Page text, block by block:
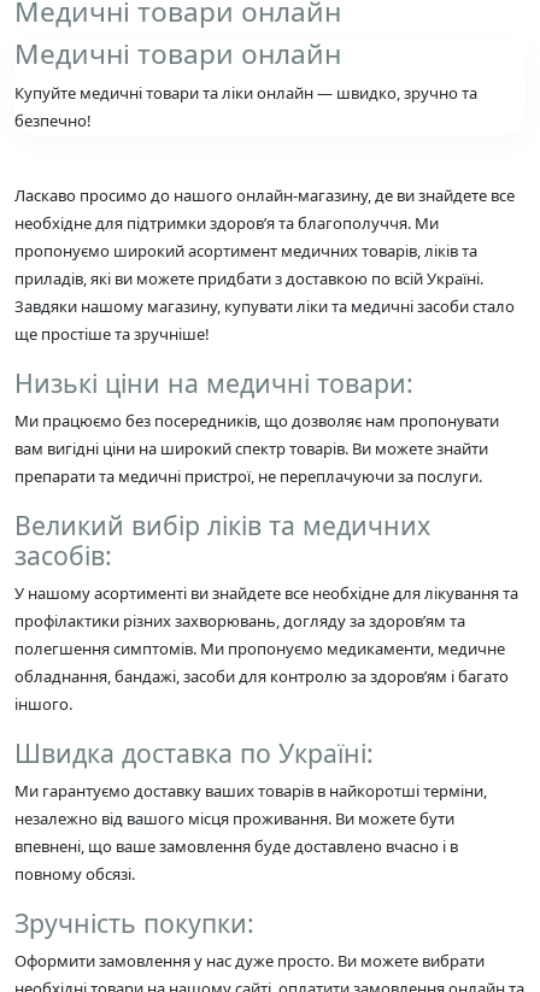
Медичні товари онлайн
Медичні товари онлайн
Купуйте медичні товари та ліки онлайн — швидко, зручно та
безпечно!
Ласкаво просимо до нашого онлайн-магазину, де ви знайдете все
необхідне для підтримки здоров’я та благополуччя. Ми
пропонуємо широкий асортимент медичних товарів, ліків та
приладів, які ви можете придбати з доставкою по всій Україні.
Завдяки нашому магазину, купувати ліки та медичні засоби стало
ще простіше та зручніше!
Низькі ціни на медичні товари:
Ми працюємо без посередників, що дозволяє нам пропонувати
вам вигідні ціни на широкий спектр товарів. Ви можете знайти
препарати та медичні пристрої, не переплачуючи за послуги.
Великий вибір ліків та медичних
засобів:
У нашому асортименті ви знайдете все необхідне для лікування та
профілактики різних захворювань, догляду за здоров’ям та
полегшення симптомів. Ми пропонуємо медикаменти, медичне
обладнання, бандажі, засоби для контролю за здоров’ям і багато
іншого.
Швидка доставка по Україні:
Ми гарантуємо доставку ваших товарів в найкоротші терміни,
незалежно від вашого місця проживання. Ви можете бути
впевнені, що ваше замовлення буде доставлено вчасно і в
повному обсязі.
Зручність покупки:
Оформити замовлення у нас дуже просто. Ви можете вибрати